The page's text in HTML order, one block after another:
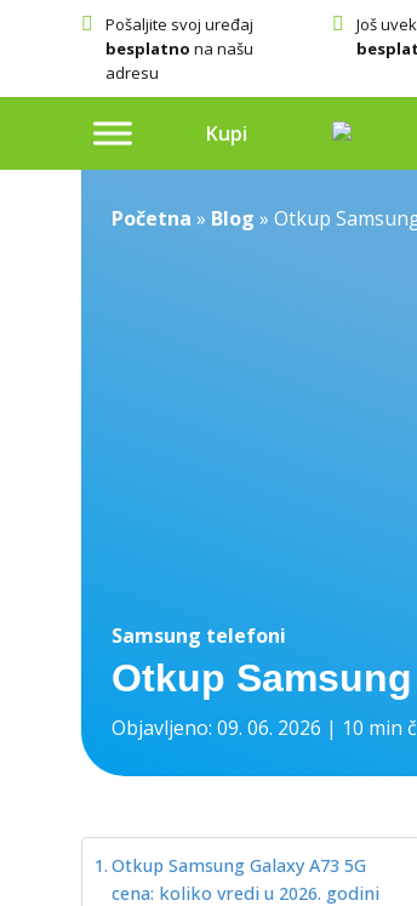
Pošaljite svoj uređaj
besplatno na našu
adresu
Još
Kupi
Početna » Blog » Otkup
Samsung telefoni
Otkup
Objavljeno: 09. 06. 2026 | 10 min
Otkup Samsung Galaxy A73 5G
cena: koliko vredi u 2026. godini